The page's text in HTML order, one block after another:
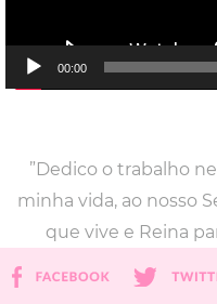
00:00
”Dedico o trabalho
minha vida, ao nosso
que vive e Reina